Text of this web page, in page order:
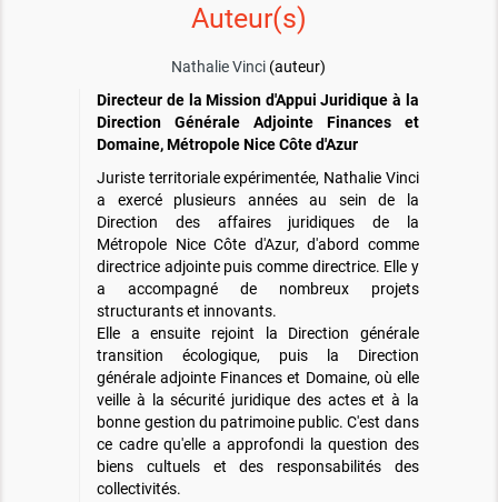
Auteur(s)
Nathalie Vinci (auteur)
Directeur de la Mission d'Appui Juridique à la
Direction Générale Adjointe Finances et
Domaine, Métropole Nice Côte d'Azur
Juriste territoriale expérimentée, Nathalie Vinci
a exercé plusieurs années au sein de la
Direction des affaires juridiques de la
Métropole Nice Côte d'Azur, d'abord comme
directrice adjointe puis comme directrice. Elle y
a accompagné de nombreux projets
structurants et innovants.
Elle a ensuite rejoint la Direction générale
transition écologique, puis la Direction
générale adjointe Finances et Domaine, où elle
veille à la sécurité juridique des actes et à la
bonne gestion du patrimoine public. C'est dans
ce cadre qu'elle a approfondi la question des
biens cultuels et des responsabilités des
collectivités.